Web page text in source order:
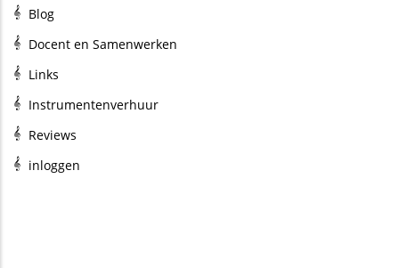
Blog
Docent en Samenwerken
Links
Instrumentenverhuur
Reviews
inloggen